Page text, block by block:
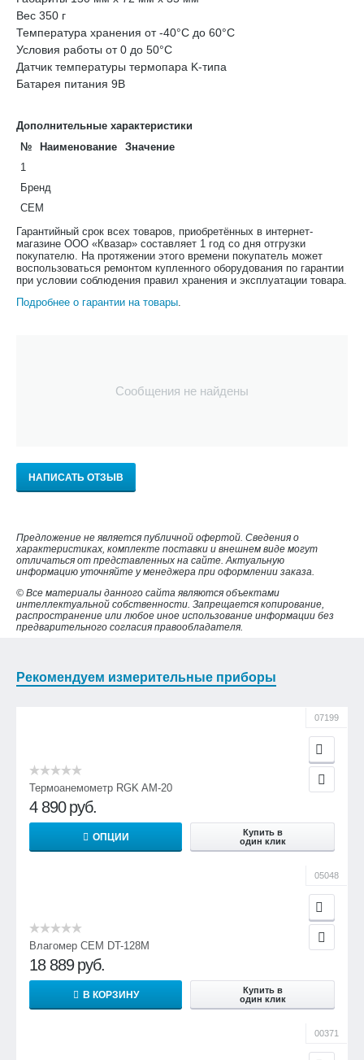
Вес 350 г
Температура хранения от -40°C до 60°C
Условия работы от 0 до 50°C
Датчик температуры термопара K-типа
Батарея питания 9В
Дополнительные характеристики
№
Наименование
Значение
1
Бренд
CEM
Гарантийный срок всех товаров, приобретённых в интернет-
магазине ООО «Квазар» составляет 1 год со дня отгрузки
покупателю. На протяжении этого времени покупатель может
воспользоваться ремонтом купленного оборудования по гарантии
при условии соблюдения правил хранения и эксплуатации товара.
Подробнее о гарантии на товары.
Сообщения не найдены
НАПИСАТЬ ОТЗЫВ
Предложение не является публичной офертой. Сведения о
характеристиках, комплекте поставки и внешнем виде могут
отличаться от представленных на сайте. Актуальную
информацию уточняйте у менеджера при оформлении заказа.
© Все материалы данного сайта являются объектами
интеллектуальной собственности. Запрещается копирование,
распространение или любое иное использование информации без
предварительного согласия правообладателя.
Рекомендуем измерительные приборы
07199
Термоанемометр RGK AM-20
4 890 руб.
ОПЦИИ
Купить в
один клик
05048
Влагомер CEM DT-128M
18 889 руб.
В КОРЗИНУ
Купить в
один клик
00371